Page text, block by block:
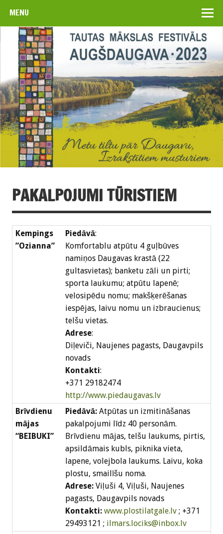
MENU
PAKALPOJUMI TŪRISTIEM
Kempings
”Ozianna”
Piedāvā:
Komfortablu atpūtu 4 guļbūves
namiņos Daugavas krastā (22
gultasvietas); banketu zāli un pirti;
sporta laukumu; atpūtu lapenē;
velosipēdu nomu; makšķerēšanas
iespējas, laivu nomu un izbraucienus;
telšu vietas.
Adrese:
Diļeviči, Naujenes pagasts, Daugavpils
novads
Kontakti:
+371 29182474
http://www.piedaugavas.lv
Brīvdienu
mājas
“BEIBUKI”
Piedāvā: Atpūtas un izmitināšanas
pakalpojumi līdz 40 personām.
Brīvdienu mājas, telšu laukums, pirtis,
apsildāmais kubls, piknika vieta,
lapene, volejbola laukums. Laivu, koka
plostu, smailīšu noma.
Adrese: Viļuši 4, Viļuši, Naujenes
pagasts, Daugavpils novads
Kontakti:www.plostilatgale.lv ; +371
29493121 ; ilmars.lociks@inbox.lv